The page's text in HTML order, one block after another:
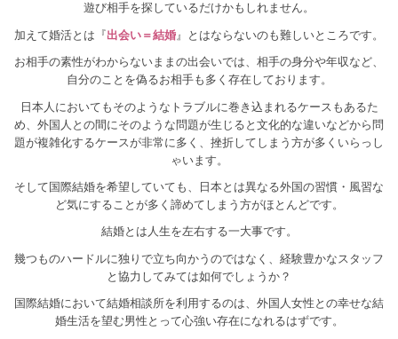
遊び相手を探しているだけかもしれません。
加えて婚活とは『出会い＝結婚 』とはならないのも難しいところです。
お相手の素性がわからないままの出会いでは、相手の身分や年収など、
自分のことを偽るお相手も多く存在しております。
日本人においてもそのようなトラブルに巻き込まれるケースもあるた
め、外国人との間にそのような問題が生じると文化的な違いなどから問
題が複雑化するケースが非常に多く、挫折してしまう方が多くいらっし
ゃいます。
そして国際結婚を希望していても、日本とは異なる外国の習慣・風習な
ど気にすることが多く諦めてしまう方がほとんどです。
結婚とは人生を左右する一大事です。
幾つものハードルに独りで立ち向かうのではなく、経験豊かなスタッフ
と協力してみては如何でしょうか？
国際結婚において結婚相談所を利用するのは、外国人女性との幸せな結
婚生活を望む男性とって心強い存在になれるはずです。